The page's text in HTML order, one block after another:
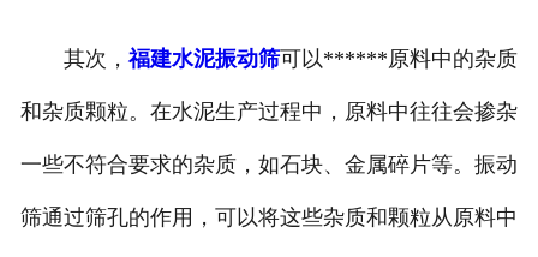
其次， 福建水泥振动筛可以******原料中的杂质
和杂质颗粒。在水泥生产过程中，原料中往往会掺杂
一些不符合要求的杂质，如石块、金属碎片等。振动
筛通过筛孔的作用，可以将这些杂质和颗粒从原料中